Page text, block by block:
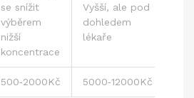
se snížit
výběrem
nižší
koncentrace
Vyšší, ale pod
dohledem
lékaře
500‑2000Kč 5000‑12000Kč